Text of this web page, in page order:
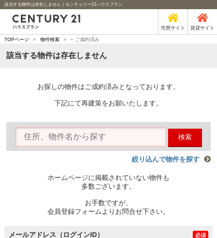
該当する物件は存在しません｜センチュリー21ハウスプラン
売買サイト 賃貸サイト
TOPページ > 物件検索 > - ご成約済み
該当する物件は存在しません
お探しの物件はご成約済みとなっております。
下記にて再建策をお願いたします。
検索
絞り込んで物件を探す
ホームページに掲載されていない物件も
多数ございます。
お手数ですが、
会員登録フォームよりお問合せ下さい。
メールアドレス（ログインID） 必須